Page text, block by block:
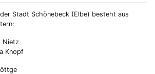
Stadt Schönebeck (Elbe) besteht aus